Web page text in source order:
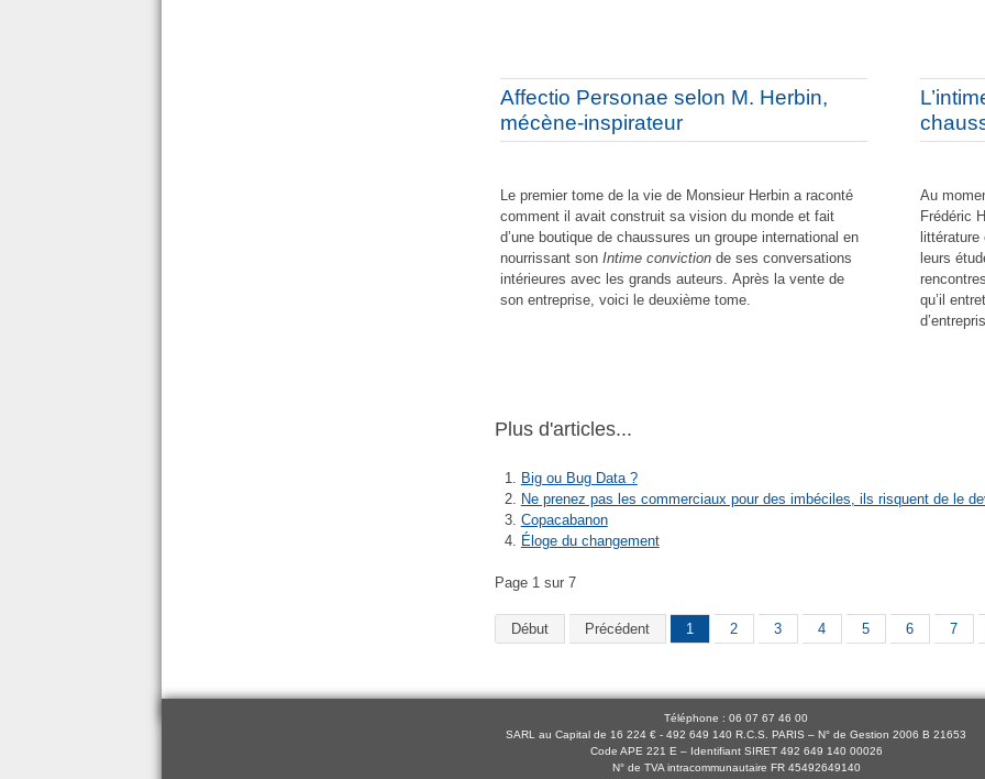
Affectio Personae selon M. Herbin,
mécène-inspirateur
Le premier tome de la vie de Monsieur Herbin a raconté
comment il avait construit sa vision du monde et fait
d’une boutique de chaussures un groupe international en
nourrissant son Intime convictionde ses conversations
intérieures avec les grands auteurs. Après la vente de
son entreprise, voici le deuxième tome.
Au
Frédéric
littérature
leurs
qu’il
Plus d'articles...
Big ou Bug Data ?
Ne prenez pas les commerciaux pour des imbéciles, ils risquent de le
Copacabanon
Éloge du changement
Page 1 sur 7
Début Précédent 1 2 3 4 5 6 7
Téléphone : 06 07 67 46 00
SARL au Capital de 16 224 € - 492 649 140 R.C.S. PARIS – N° de Gestion 2006 B 21653
Code APE 221 E – Identifiant SIRET 492 649 140 00026
N° de TVA intracommunautaire FR 45492649140